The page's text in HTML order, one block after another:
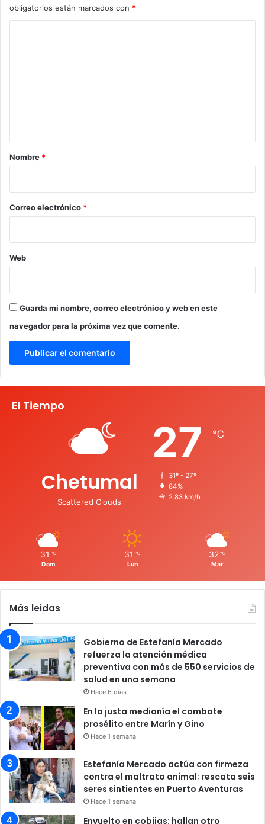
obligatorios están marcados con *
r
*
Nombre *
Correo electrónico *
Web
Guarda mi nombre, correo electrónico y web en este
navegador para la próxima vez que comente.
El Tiempo
Chetumal
Scattered Clouds
27 ℃
31º - 27º
84%
2.83 km/h
31 ℃
Dom
31 ℃
Lun
32 ℃
Mar
Más leidas
Gobierno de Estefanía Mercado
refuerza la atención médica
preventiva con más de 550 servicios de
salud en una semana
Hace 6 días
En la justa medianía el combate
prosélito entre Marín y Gino
Hace 1 semana
Estefanía Mercado actúa con firmeza
contra el maltrato animal; rescata seis
seres sintientes en Puerto Aventuras
Hace 1 semana
Envuelto en cobijas: hallan otro